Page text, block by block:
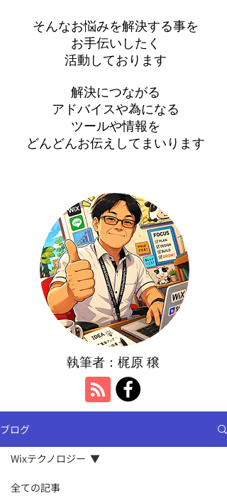
そんなお悩みを解決する事を
お手伝いしたく
活動しております
解決につながる
アドバイスや為になる
ツールや情報を
​どんどんお伝えしてまいります
執筆者：​梶原 穣
ブログ
全ての記事
Wixテクノロジー